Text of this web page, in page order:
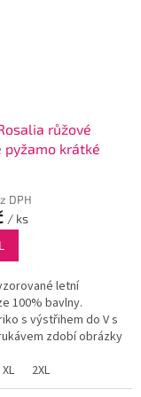
růžové
pyžamo krátké
DPH
/ ks
letní
100% bavlny.
s výstřihem do V s
zdobí obrázky
růžové barvě
půvab trička
XL 2XL